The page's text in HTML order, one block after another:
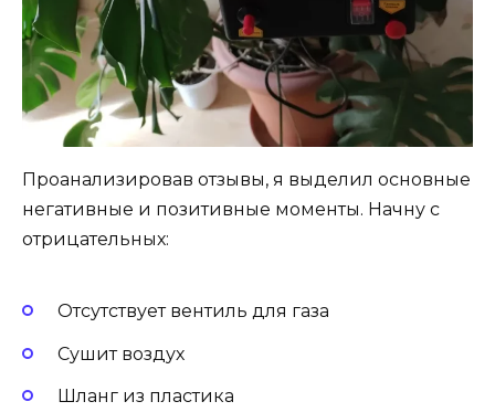
Проанализировав отзывы, я выделил основные
негативные и позитивные моменты. Начну с
отрицательных:
Отсутствует вентиль для газа
Сушит воздух
Шланг из пластика